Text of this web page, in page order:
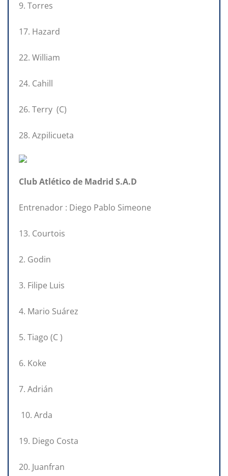
9. Torres
17. Hazard
22. William
24. Cahill
26. Terry (C)
28. Azpilicueta
Club Atlético de Madrid S.A.D
Entrenador : Diego Pablo Simeone
13. Courtois
2. Godin
3. Filipe Luis
4. Mario Suárez
5. Tiago (C )
6. Koke
7. Adrián
10. Arda
19. Diego Costa
20. Juanfran